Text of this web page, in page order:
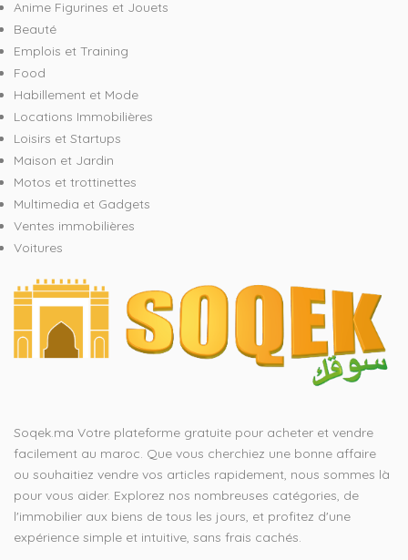
Anime Figurines et Jouets
Beauté
Emplois et Training
Food
Habillement et Mode
Locations Immobilières
Loisirs et Startups
Maison et Jardin
Motos et trottinettes
Multimedia et Gadgets
Ventes immobilières
Voitures
Soqek.ma Votre plateforme gratuite pour acheter et vendre
facilement au maroc. Que vous cherchiez une bonne affaire
ou souhaitiez vendre vos articles rapidement, nous sommes là
pour vous aider. Explorez nos nombreuses catégories, de
l'immobilier aux biens de tous les jours, et profitez d'une
expérience simple et intuitive, sans frais cachés.